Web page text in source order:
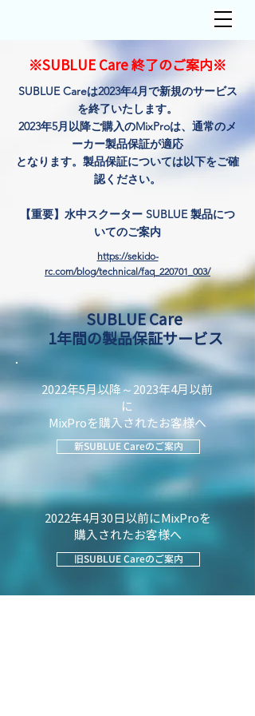
​※SUBLUE Care 終了のご案内※
SUBLUE Careは2023年4月で新規のサービス
を終了いたします。
2023年5月以降ご購入のMixProは、通常のメ
ーカー製品保証が適応
となります。製品保証については以下をご確
認ください。
【重要】水中スクーター SUBLUE 製品につ
いてのご案内
https://sekido-
rc.com/blog/technical/faq_220701_003/
SUBLUE Care
1年間の製品保証サービス
2022年5月以降～2023年4月以前
に
MixProを 購入されたお客様へ
新SUBLUE Careのご案内
2022年4月30日以前にMixProを
購入されたお客様へ
旧SUBLUE Careのご案内